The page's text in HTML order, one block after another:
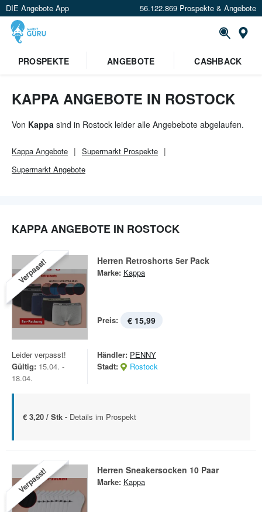
DIE Angebote App 56.122.869 Prospekte & Angebote
PROSPEKTE ANGEBOTE CASHBACK
KAPPA ANGEBOTE IN ROSTOCK
Von Kappa sind in Rostock leider alle Angebebote abgelaufen.
Kappa Angebote Supermarkt Prospekte
Supermarkt Angebote
KAPPA ANGEBOTE IN ROSTOCK
Verpasst! Herren Retroshorts 5er Pack
Marke: Kappa
Preis: € 15,99
Leider verpasst!
Gültig: 15.04. -
18.04.
Händler: PENNY
Stadt:
Rostock
€ 3,20 / Stk - Details im Prospekt
Verpasst! Herren Sneakersocken 10 Paar
Marke: Kappa